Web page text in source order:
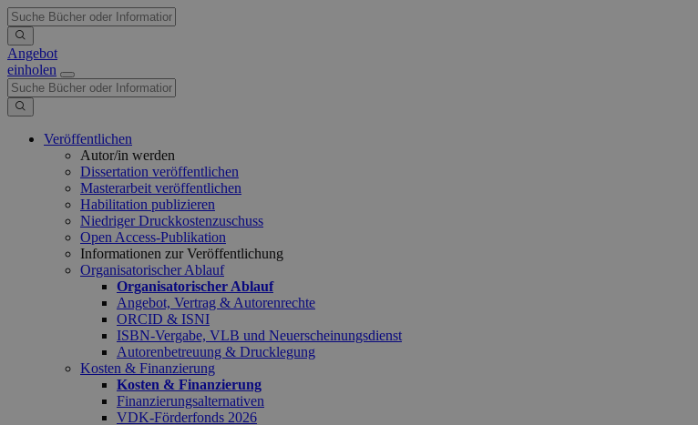
Angebot
einholen
Veröffentlichen
Autor/in werden
Dissertation veröffentlichen
Masterarbeit veröffentlichen
Habilitation publizieren
Niedriger Druckkostenzuschuss
Open Access-Publikation
Informationen zur Veröffentlichung
Organisatorischer Ablauf
Organisatorischer Ablauf
Angebot, Vertrag & Autorenrechte
ORCID & ISNI
ISBN-Vergabe, VLB und Neuerscheinungsdienst
Autorenbetreuung & Drucklegung
Kosten & Finanzierung
Kosten & Finanzierung
Finanzierungsalternativen
VDK-Förderfonds 2026